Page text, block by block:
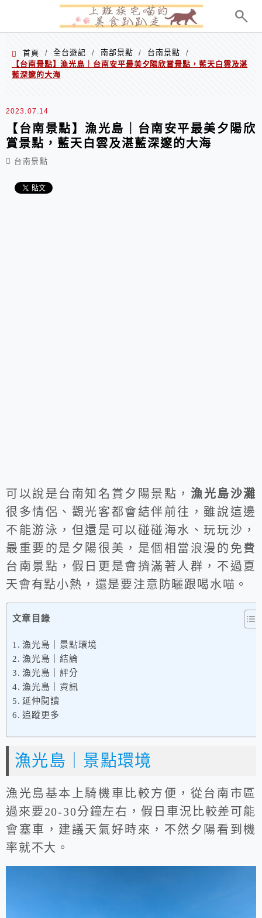
首頁 / 全台遊記 / 南部景點 / 台南景點
/
【台南景點】漁光島｜台南安平最美夕陽欣賞景點，藍天白雲及湛
藍深邃的大海
2023.07.14
【台南景點】漁光島｜台南安平最美夕陽欣
賞景點，藍天白雲及湛藍深邃的大海
台南景點
可以說是台南知名賞夕陽景點， 漁光島沙灘
很多情侶、觀光客都會結伴前往，雖說這邊
不能游泳，但還是可以碰碰海水、玩玩沙，
最重要的是夕陽很美，是個相當浪漫的免費
台南景點，假日更是會擠滿著人群，不過夏
天會有點小熱，還是要注意防曬跟喝水喵。
文章目錄
漁光島｜景點環境
漁光島｜結論
漁光島｜評分
漁光島｜資訊
延伸閱讀
追蹤更多
漁光島｜景點環境
漁光島基本上騎機車比較方便，從台南市區
過來要20-30分鐘左右，假日車況比較差可能
會塞車，建議天氣好時來，不然夕陽看到機
率就不大。